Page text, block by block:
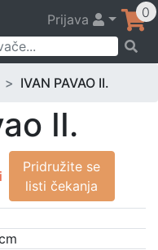
Prijava 0
IVAN PAVAO II.
II.
Pridružite se
listi čekanja